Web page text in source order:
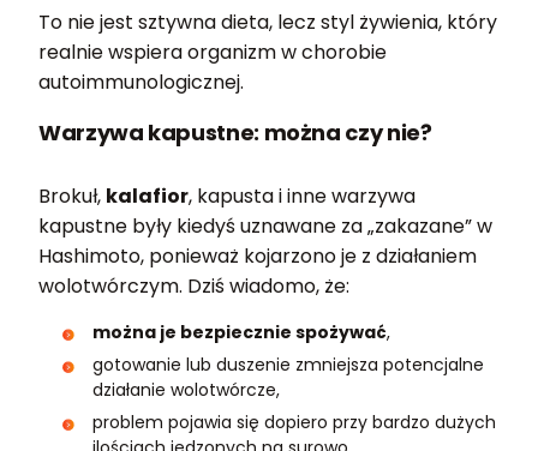
To nie jest sztywna dieta, lecz styl żywienia, który
realnie wspiera organizm w chorobie
autoimmunologicznej.
Warzywa kapustne: można czy nie?
Brokuł, kalafior, kapusta i inne warzywa
kapustne były kiedyś uznawane za „zakazane” w
Hashimoto, ponieważ kojarzono je z działaniem
wolotwórczym. Dziś wiadomo, że:
można je bezpiecznie spożywać,
gotowanie lub duszenie zmniejsza potencjalne
działanie wolotwórcze,
problem pojawia się dopiero przy bardzo dużych